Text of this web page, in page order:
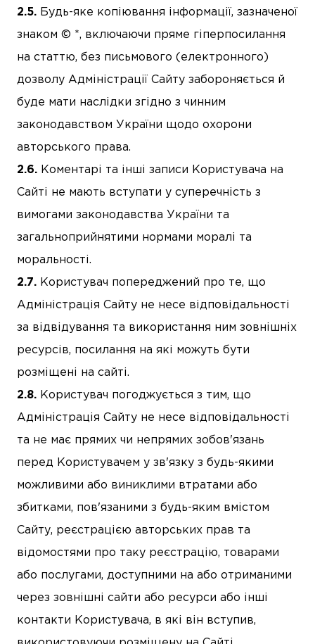
Будь-яке копіювання інформації, зазначеної
знаком © *, включаючи пряме гіперпосилання
на статтю, без письмового (електронного)
дозволу Адміністрації Сайту забороняється й
буде мати наслідки згідно з чинним
законодавством України щодо охорони
авторського права.
Коментарі та інші записи Користувача на
Сайті не мають вступати у суперечність з
вимогами законодавства України та
загальноприйнятими нормами моралі та
моральності.
Користувач попереджений про те, що
Адміністрація Сайту не несе відповідальності
за відвідування та використання ним зовнішніх
ресурсів, посилання на які можуть бути
розміщені на сайті.
Користувач погоджується з тим, що
Адміністрація Сайту не несе відповідальності
та не має прямих чи непрямих зобов'язань
перед Користувачем у зв'язку з будь-якими
можливими або виниклими втратами або
збитками, пов'язаними з будь-яким вмістом
Сайту, реєстрацією авторських прав та
відомостями про таку реєстрацію, товарами
або послугами, доступними на або отриманими
через зовнішні сайти або ресурси або інші
контакти Користувача, в які він вступив,